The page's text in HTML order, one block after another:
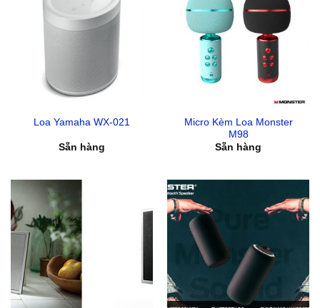
Loa Yamaha WX-021
Sẵn hàng
Micro Kèm Loa Monster
M98
Sẵn hàng